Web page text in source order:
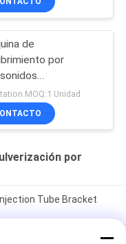
de
por
MOQ:1 Unidad
por
Tube Bracket
de recubrimiento